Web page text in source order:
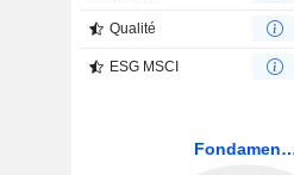
Qualité
ESG MSCI